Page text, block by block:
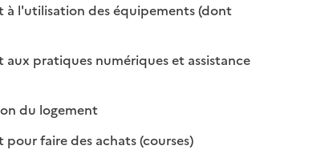
à l'utilisation des équipements (dont
pratiques numériques et assistance
du logement: disponible
: non disponible
faire des achats (courses): disponible
: non disponible